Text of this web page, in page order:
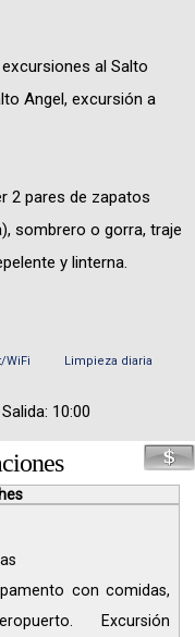
al Salto
Angel, excursión a
2 pares de zapatos
sombrero o gorra, traje
y linterna.
WiFi Limpieza diaria
10:00
con comidas,
Excursión